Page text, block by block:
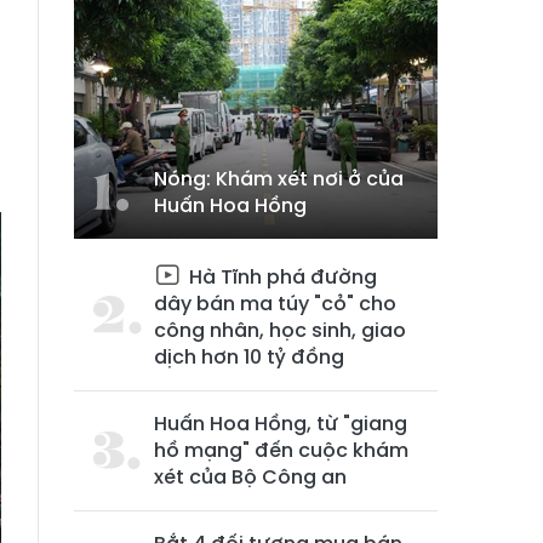
Nóng: Khám xét nơi ở của
Huấn Hoa Hồng
Hà Tĩnh phá đường
dây bán ma túy "cỏ" cho
công nhân, học sinh, giao
dịch hơn 10 tỷ đồng
Huấn Hoa Hồng, từ "giang
hồ mạng" đến cuộc khám
xét của Bộ Công an